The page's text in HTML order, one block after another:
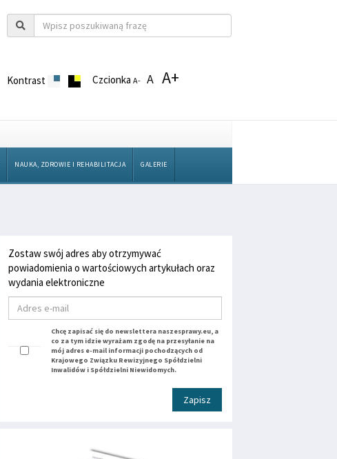
Kontrast CzcionkaA- A A+
NAUKA, ZDROWIE I REHABILITACJA GALERIE
Zostaw swój adres aby otrzymywać
powiadomienia o wartościowych artykułach oraz
wydania elektroniczne
Chcę zapisać się do newslettera naszesprawy.eu, a
co za tym idzie wyrażam zgodę na przesyłanie na
mój adres e-mail informacji pochodzących od
Krajowego Związku Rewizyjnego Spółdzielni
Inwalidów i Spółdzielni Niewidomych.
Zapisz